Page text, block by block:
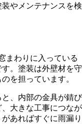
やメンテナンスを検
まわりに入っている
。塗装は外壁材を守
を担っています。
、内部の金具が錆び
大きな工事につなが
あればすぐに雨漏り